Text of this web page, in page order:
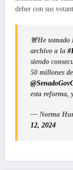
deber con sus
🚨He tomado
archivo a la
siendo
50 millones
esta reforma,
— Norma
12, 2024